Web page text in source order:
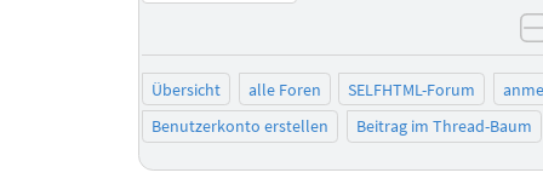
Übersicht alle Foren SELFHTML-Forum
Benutzerkonto erstellen
Beitrag im Thread-Baum